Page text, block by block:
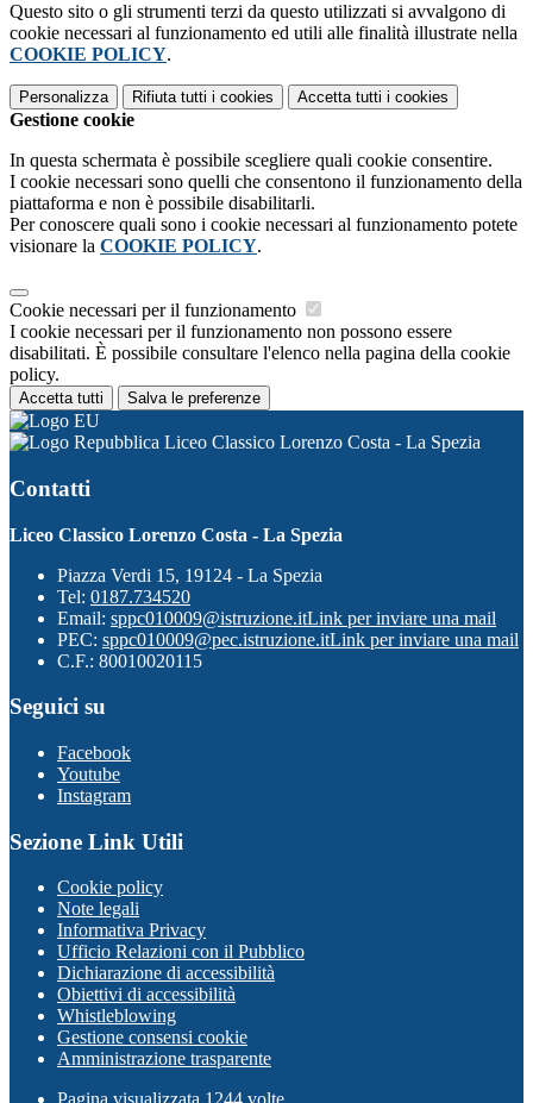
Questo sito o gli strumenti terzi da questo utilizzati si avvalgono di
cookie necessari al funzionamento ed utili alle finalità illustrate nella
COOKIE POLICY.
Personalizza Rifiuta tutti i cookies Accetta tutti i cookies
Gestione cookie
In questa schermata è possibile scegliere quali cookie consentire.
I cookie necessari sono quelli che consentono il funzionamento della
piattaforma e non è possibile disabilitarli.
Per conoscere quali sono i cookie necessari al funzionamento potete
visionare la COOKIE POLICY.
Cookie necessari per il funzionamento
I cookie necessari per il funzionamento non possono essere
disabilitati. È possibile consultare l'elenco nella pagina della cookie
policy.
Accetta tutti Salva le preferenze
Liceo Classico Lorenzo Costa - La Spezia
Contatti
Liceo Classico Lorenzo Costa - La Spezia
Piazza Verdi 15, 19124 - La Spezia
Tel: 0187.734520
Email: sppc010009@istruzione.itLink per inviare una mail
PEC: sppc010009@pec.istruzione.itLink per inviare una mail
C.F.: 80010020115
Seguici su
Facebook
Youtube
Instagram
Sezione Link Utili
Cookie policy
Note legali
Informativa Privacy
Ufficio Relazioni con il Pubblico
Dichiarazione di accessibilità
Obiettivi di accessibilità
Whistleblowing
Gestione consensi cookie
Amministrazione trasparente